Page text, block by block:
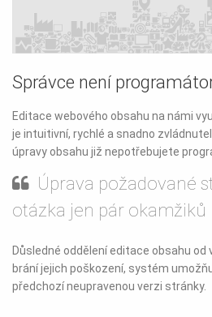
Správce není
Editace webového obsahu na námi
je intuitivní, rychlé a snadno
úpravy obsahu již nepotřebujete
Úprava požadované
otázka jen pár okamžiků
Důsledné oddělení editace obsahu
brání jejich poškození, systém
předchozí neupravenou verzi stránky.